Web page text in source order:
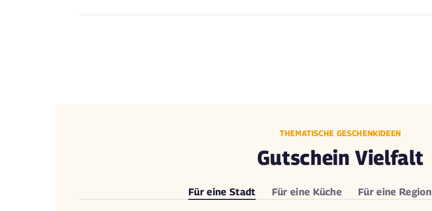
THEMATISCHE GESCHENKIDEEN
Gutschein Vielfalt
Für eineStadt Für eine Küche Für eine Region